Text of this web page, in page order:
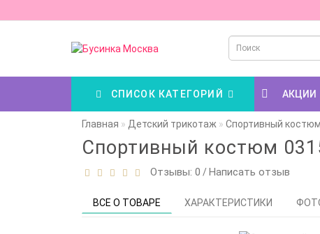
СПИСОК КАТЕГОРИЙ АКЦИИ
Главная Детский трикотаж Спортивный
Спортивный костюм
Отзывы: 0 / Написать отзыв
ВСЕ О ТОВАРЕ ХАРАКТЕРИСТИКИ